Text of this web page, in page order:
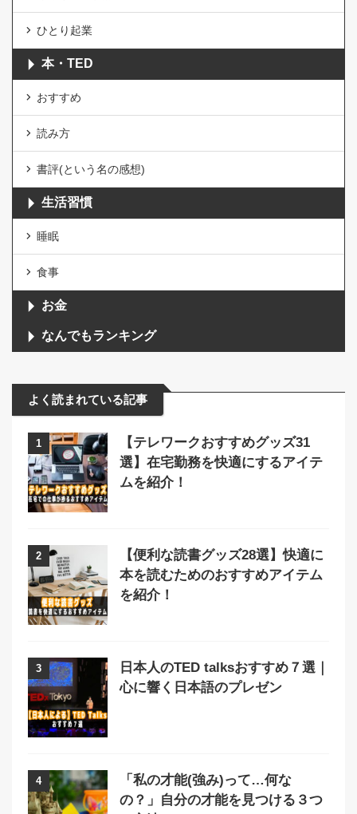
ひとり起業
本・TED
おすすめ
読み方
書評(という名の感想)
生活習慣
睡眠
食事
お金
なんでもランキング
よく読まれている記事
1
【テレワークおすすめグッズ31
選】在宅勤務を快適にするアイテ
ムを紹介！
2
【便利な読書グッズ28選】快適に
本を読むためのおすすめアイテム
を紹介！
3
日本人のTED talksおすすめ７選｜
心に響く日本語のプレゼン
4
「私の才能(強み)って…何な
の？」自分の才能を見つける３つ